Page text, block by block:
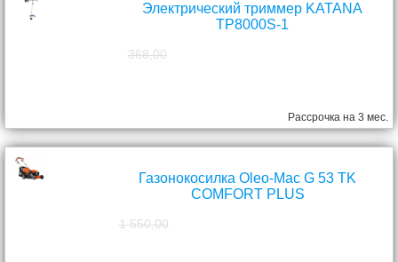
Электрический триммер KATANA
TP8000S-1
368,00
Рассрочка на 3 мес.
Газонокосилка Oleo-Mac G 53 TK
COMFORT PLUS
1 550,00